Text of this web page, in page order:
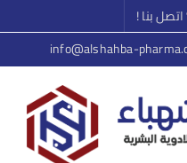
بنا !
info@alshahba-